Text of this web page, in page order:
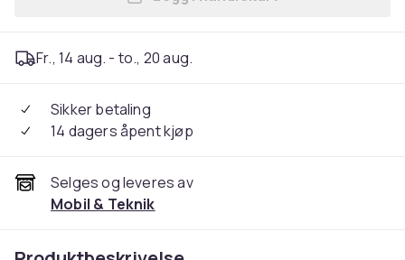
Legg 2 pakke Kortholder i
Fr., 14 aug. - to., 20 aug.
Sikker betaling
14 dagers åpent kjøp
Selges og leveres av
Mobil & Teknik